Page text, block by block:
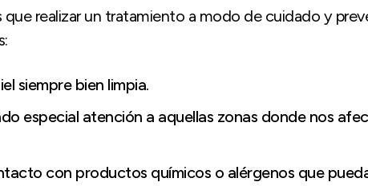
que realizar un tratamiento a modo de cuidado y
siempre bien limpia.
especial atención a aquellas zonas donde nos
con productos químicos o alérgenos que